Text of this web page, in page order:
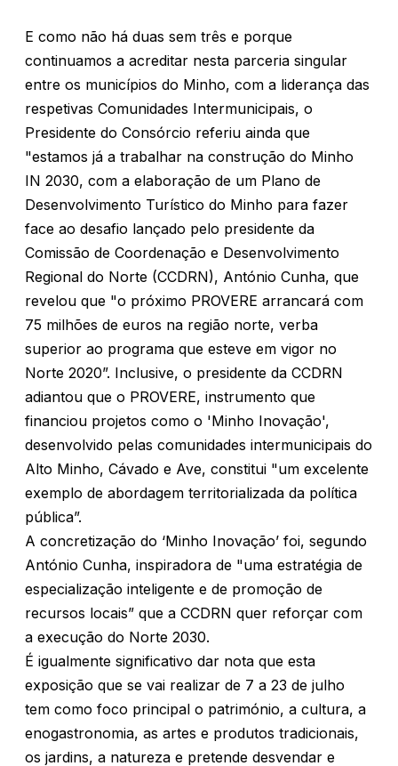
E como não há duas sem três e porque
continuamos a acreditar nesta parceria singular
entre os municípios do Minho, com a liderança das
respetivas Comunidades Intermunicipais, o
Presidente do Consórcio referiu ainda que
"estamos já a trabalhar na construção do Minho
IN 2030, com a elaboração de um Plano de
Desenvolvimento Turístico do Minho para fazer
face ao desafio lançado pelo presidente da
Comissão de Coordenação e Desenvolvimento
Regional do Norte (CCDRN), António Cunha, que
revelou que "o próximo PROVERE arrancará com
75 milhões de euros na região norte, verba
superior ao programa que esteve em vigor no
Norte 2020”. Inclusive, o presidente da CCDRN
adiantou que o PROVERE, instrumento que
financiou projetos como o 'Minho Inovação',
desenvolvido pelas comunidades intermunicipais do
Alto Minho, Cávado e Ave, constitui "um excelente
exemplo de abordagem territorializada da política
pública”.
A concretização do ‘Minho Inovação’ foi, segundo
António Cunha, inspiradora de "uma estratégia de
especialização inteligente e de promoção de
recursos locais” que a CCDRN quer reforçar com
a execução do Norte 2030.
É igualmente significativo dar nota que esta
exposição que se vai realizar de 7 a 23 de julho
tem como foco principal o património, a cultura, a
enogastronomia, as artes e produtos tradicionais,
os jardins, a natureza e pretende desvendar e